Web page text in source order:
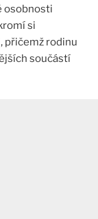
osobnosti
si
přičemž rodinu
součástí